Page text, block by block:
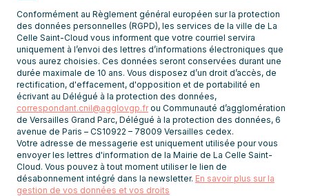
recevoir
les
newsletters
Conformément au Règlement général européen sur la protection
des données personnelles (RGPD), les services de la ville de La
Celle Saint-Cloud vous informent que votre courriel servira
uniquement à l’envoi des lettres d’informations électroniques que
vous aurez choisies. Ces données seront conservées durant une
durée maximale de 10 ans. Vous disposez d’un droit d’accès, de
rectification, d'effacement, d'opposition et de portabilité en
écrivant au Délégué à la protection des données,
correspondant.cnil@agglovgp.frou Communauté d’agglomération
de Versailles Grand Parc, Délégué à la protection des données, 6
avenue de Paris – CS10922 – 78009 Versailles cedex.
Votre adresse de messagerie est uniquement utilisée pour vous
envoyer les lettres d'information de la Mairie de La Celle Saint-
Cloud. Vous pouvez à tout moment utiliser le lien de
désabonnement intégré dans la newsletter. En savoir plus sur la
gestion de vos données et vos droits